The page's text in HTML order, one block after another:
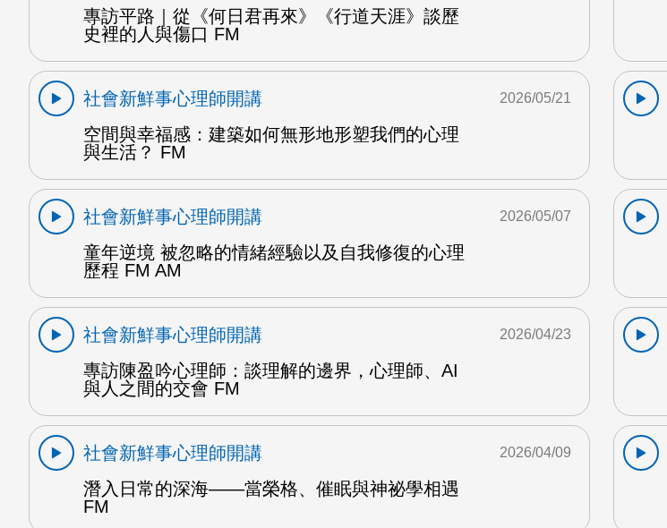
專訪平路｜從《何日君再來》《行道天涯》談歷
史裡的人與傷口 FM
社會新鮮事心理師開講
空間與幸福感：建築如何無形地形塑我們的心理
與生活？ FM
2026/05/21
社會新鮮事心理師開講
童年逆境 被忽略的情緒經驗以及自我修復的心理
歷程 FM AM
2026/05/07
社會新鮮事心理師開講
專訪陳盈吟心理師：談理解的邊界，心理師、AI
與人之間的交會 FM
2026/04/23
社會新鮮事心理師開講
潛入日常的深海——當榮格、催眠與神祕學相遇
FM
2026/04/09